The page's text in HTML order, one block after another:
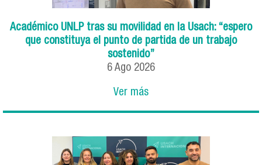
Académico UNLP tras su movilidad en la Usach: “espero
que constituya el punto de partida de un trabajo
sostenido”
6 Ago 2026
Ver más